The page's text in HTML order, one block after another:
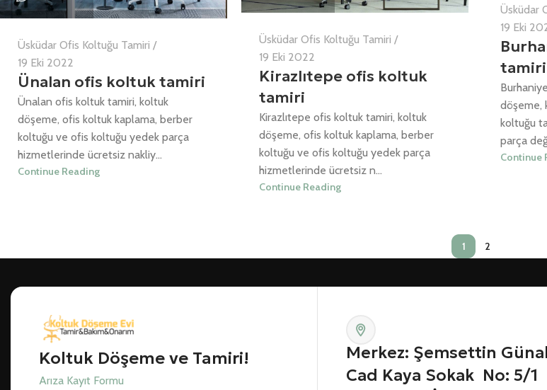
Üsküdar Ofis Koltuğu Tamiri
19 Eki 2022
Ünalan ofis koltuk tamiri
Ünalan ofis koltuk tamiri, koltuk
döşeme, ofis koltuk kaplama, berber
koltuğu ve ofis koltuğu yedek parça
hizmetlerinde ücretsiz nakliy...
Continue Reading
Üsküdar Ofis Koltuğu Tamiri
19 Eki 2022
Kirazlıtepe ofis koltuk
tamiri
Kirazlıtepe ofis koltuk tamiri, koltuk
döşeme, ofis koltuk kaplama, berber
koltuğu ve ofis koltuğu yedek parça
hizmetlerinde ücretsiz n...
Continue Reading
Üsküdar
19 Eki
tamiri
döşeme,
koltuğu
parça
Continue
1 2
Koltuk Döşeme ve Tamiri!
Arıza Kayıt Formu
Merkez: Şemsettin
Cad Kaya Sokak No: 5/1